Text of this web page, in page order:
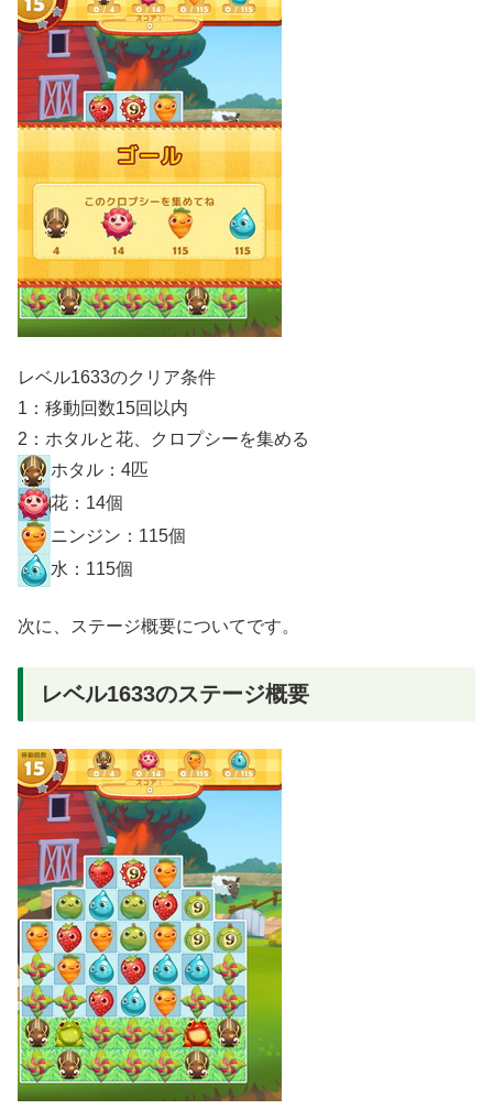
レベル1633のクリア条件
1：移動回数15回以内
2：ホタルと花、クロプシーを集める
ホタル：4匹
花：14個
ニンジン：115個
水：115個
次に、ステージ概要についてです。
レベル1633のステージ概要